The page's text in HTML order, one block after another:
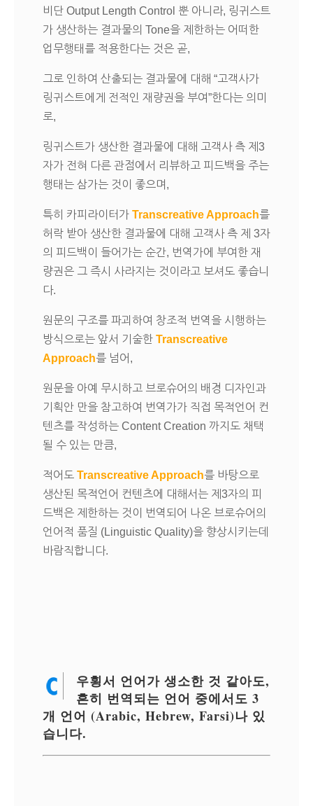
비단 Output Length Control 뿐 아니라, 링귀스트
가 생산하는 결과물의 Tone을 제한하는 어떠한
업무행태를 적용한다는 것은 곧,
그로 인하여 산출되는 결과물에 대해 “고객사가
링귀스트에게 전적인 재량권을 부여”한다는 의미
로,
링귀스트가 생산한 결과물에 대해 고객사 측 제3
자가 전혀 다른 관점에서 리뷰하고 피드백을 주는
행태는 삼가는 것이 좋으며,
특히 카피라이터가 Transcreative Approach를
허락 받아 생산한 결과물에 대해 고객사 측 제 3자
의 피드백이 들어가는 순간, 번역가에 부여한 재
량권은 그 즉시 사라지는 것이라고 보셔도 좋습니
다.
원문의 구조를 파괴하여 창조적 번역을 시행하는
방식으로는 앞서 기술한 Transcreative
Approach를 넘어,
원문을 아예 무시하고 브로슈어의 배경 디자인과
기획안 만을 참고하여 번역가가 직접 목적언어 컨
텐츠를 작성하는 Content Creation 까지도 채택
될 수 있는 만큼,
적어도 Transcreative Approach를 바탕으로
생산된 목적언어 컨텐츠에 대해서는 제3자의 피
드백은 제한하는 것이 번역되어 나온 브로슈어의
언어적 품질 (Linguistic Quality)을 향상시키는데
바람직합니다.
우횡서 언어가 생소한 것 같아도,
흔히 번역되는 언어 중에서도 3
개 언어 (Arabic, Hebrew, Farsi)나 있
습니다.